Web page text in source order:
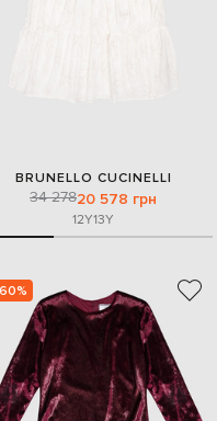
BRUNELLO CUCINELLI
34 27820 578 грн
12Y13Y